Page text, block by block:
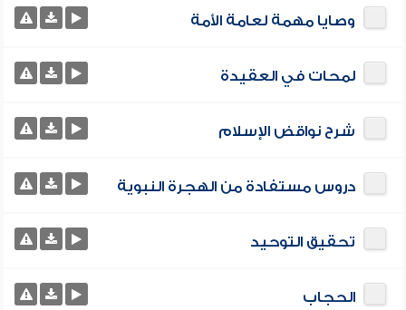
وصايا مهمة لعامة الأمة
لمحات في العقيدة
شرح نواقض الإسلام
دروس مستفادة من الهجرة النبوية
تحقيق التوحيد
الحجاب